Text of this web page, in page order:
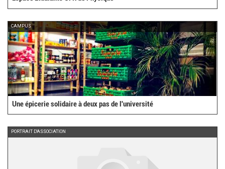
CAMPUS
Une épicerie solidaire à deux pas de l'université
PORTRAIT D'ASSOCIATION